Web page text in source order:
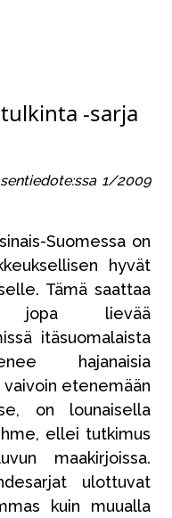
-sarja
1/2009
Suomessa on
hyvät
Tämä saattaa
jopa lievää
itäsuomalaista
hajanaisia
etenemään
on lounaisella
ellei tutkimus
maakirjoissa.
ulottuvat
kuin muualla